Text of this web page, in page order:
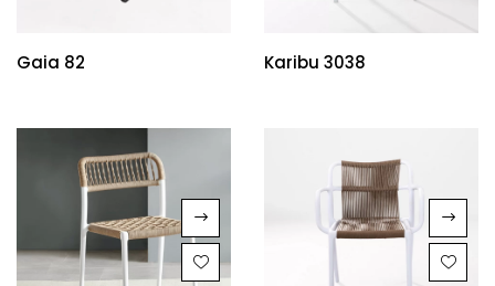
Gaia 82 Karibu 3038